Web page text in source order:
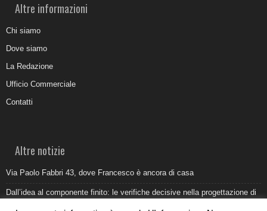
Altre informazioni
Chi siamo
Dove siamo
La Redazione
Ufficio Commerciale
Contatti
Altre notizie
Via Paolo Fabbri 43, dove Francesco è ancora di casa
Dall’idea al componente finito: le verifiche decisive nella progettazione di